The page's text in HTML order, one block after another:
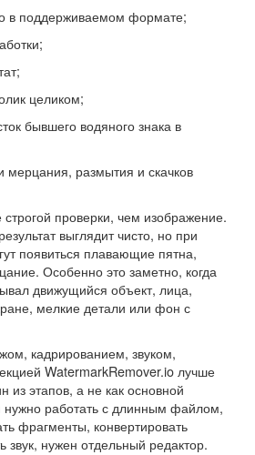
в поддерживаемом формате;
целиком;
бывшего водяного знака в
мерцания, размытия и скачков
проверки, чем изображение.
выглядит чисто, но при
появиться плавающие пятна,
Особенно это заметно, когда
движущийся объект, лица,
мелкие детали или фон с
кадрированием, звуком,
WatermarkRemover.io лучше
из этапов, а не как основной
нужно работать с длинным файлом,
фрагменты, конвертировать
нужен отдельный редактор.